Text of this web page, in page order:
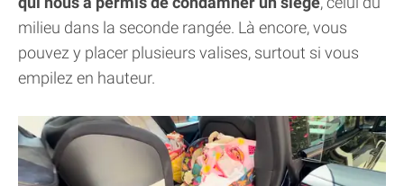
milieu dans la seconde rangée. Là encore, vous
pouvez y placer plusieurs valises, surtout si vous
empilez en hauteur.